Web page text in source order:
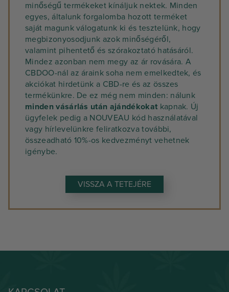
minőségű termékeket kínáljuk nektek. Minden
egyes, általunk forgalomba hozott terméket
saját magunk válogatunk ki és tesztelünk, hogy
megbizonyosodjunk azok minőségéről,
valamint pihentető és szórakoztató hatásáról.
Mindez azonban nem megy az ár rovására. A
CBDOO-nál az áraink soha nem emelkedtek, és
akciókat hirdetünk a CBD-re és az összes
termékünkre. De ez még nem minden: nálunk
minden vásárlás után ajándékokat kapnak. Új
ügyfelek pedig a NOUVEAU kód használatával
vagy hírlevelünkre feliratkozva további,
összeadható 10%-os kedvezményt vehetnek
igénybe.
VISSZA A TETEJÉRE